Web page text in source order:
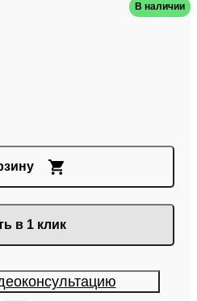
В наличии
в 1 клик